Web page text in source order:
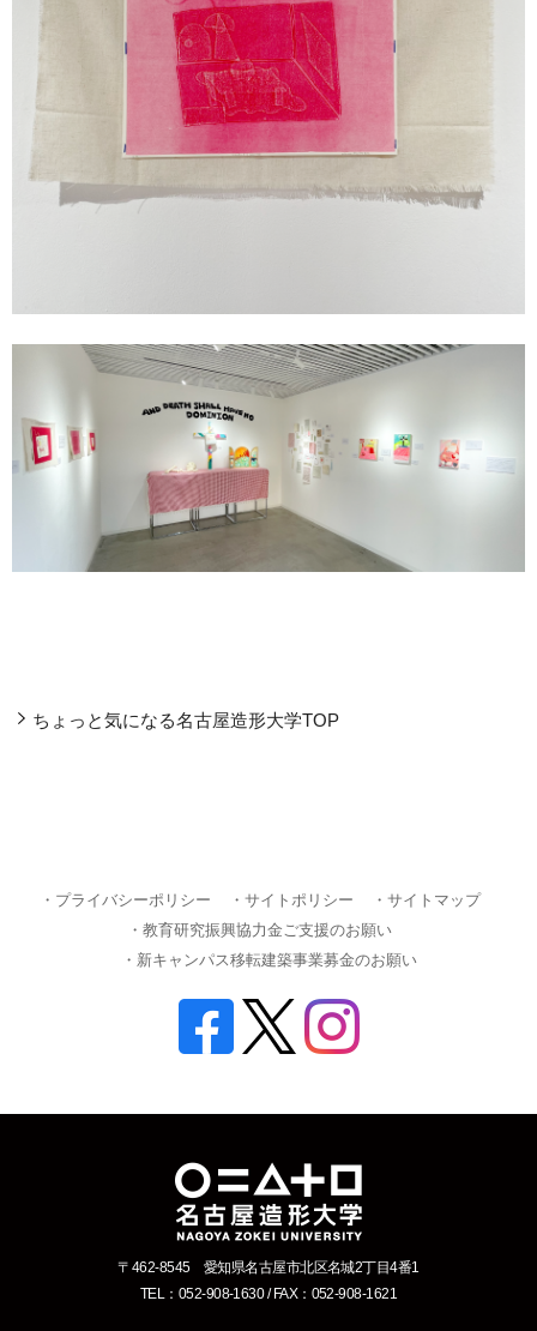
ちょっと気になる名古屋造形大学TOP
・プライバシーポリシー ・サイトポリシー
・サイトマップ
・教育研究振興協力金ご支援のお願い
・新キャンパス移転建築事業募金のお願い
〒462-8545 愛知県名古屋市北区名城2丁目4番1
TEL：052-908-1630 / FAX：052-908-1621